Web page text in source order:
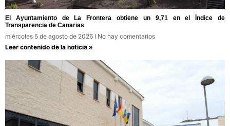
El Ayuntamiento de La Frontera obtiene un 9,71 en el Índice de
Transparencia de Canarias
miércoles 5 de agosto de 2026
No hay comentarios
Leer contenido de la noticia »